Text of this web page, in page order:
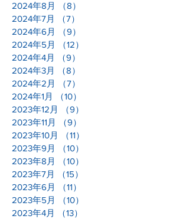
2024年8月
（8）
2024年7月
（7）
2024年6月
（9）
2024年5月
（12）
2024年4月
（9）
2024年3月
（8）
2024年2月
（7）
2024年1月
（10）
2023年12月
（9）
2023年11月
（9）
2023年10月
（11）
2023年9月
（10）
2023年8月
（10）
2023年7月
（15）
2023年6月
（11）
2023年5月
（10）
2023年4月
（13）